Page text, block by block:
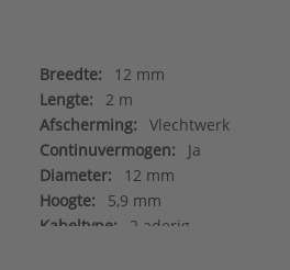
Breedte:
12 mm
Lengte:
2 m
Afscherming:
Vlechtwerk
Continuvermogen:
Ja
Diameter:
12 mm
Hoogte:
5,9 mm
Kabeltype:
2 aderig